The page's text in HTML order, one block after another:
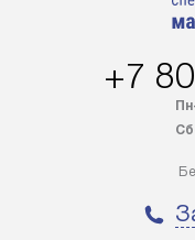
в течение трех
регионы
транспортную
100% предоплаты
до
транспортной
Москва.
+7